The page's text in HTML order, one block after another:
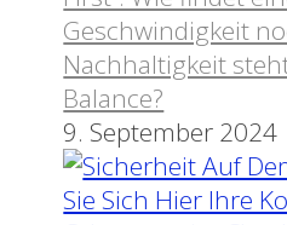
Geschwindigkeit
Nachhaltigkeit
Balance?
9. September 2024